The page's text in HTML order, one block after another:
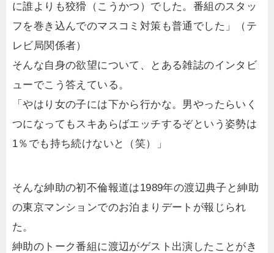
に誰よりも狡猾（こうかつ）でした。番組のスタッ
フを巻き込んでのマスコミ対策も普通でした」（テ
レビ局関係者）
そんな自身の欲望について、とある雑誌のインタビ
ューでこう答えている。
「やはり女の子には下から行かな。男やったらいく
つになってもスキあらばエッチするぞという姿勢は
1％でも持ち続けないと（笑）」
そんな紳助の初不倫報道は1989年の渡辺典子と紳助
の東京マンションでのお泊まりデートが報じられ
た。
紳助のトーク番組に渡辺がゲスト出演したことがき